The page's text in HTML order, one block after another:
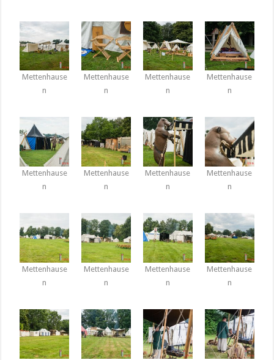
Mettenhause
n
Mettenhause
n
Mettenhause
n
Mettenhause
n
Mettenhause
n
Mettenhause
n
Mettenhause
n
Mettenhause
n
Mettenhause
n
Mettenhause
n
Mettenhause
n
Mettenhause
n